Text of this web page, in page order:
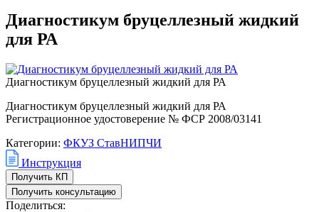
Диагностикум бруцеллезный жидкий
для РА
Диагностикум бруцеллезный жидкий для РА
Диагностикум бруцеллезный жидкий для РА
Регистрационное удостоверение № ФСР 2008/03141
Категории: ФКУЗ СтавНИПЧИ
Инструкция
Получить КП
Получить консультацию
Поделиться: